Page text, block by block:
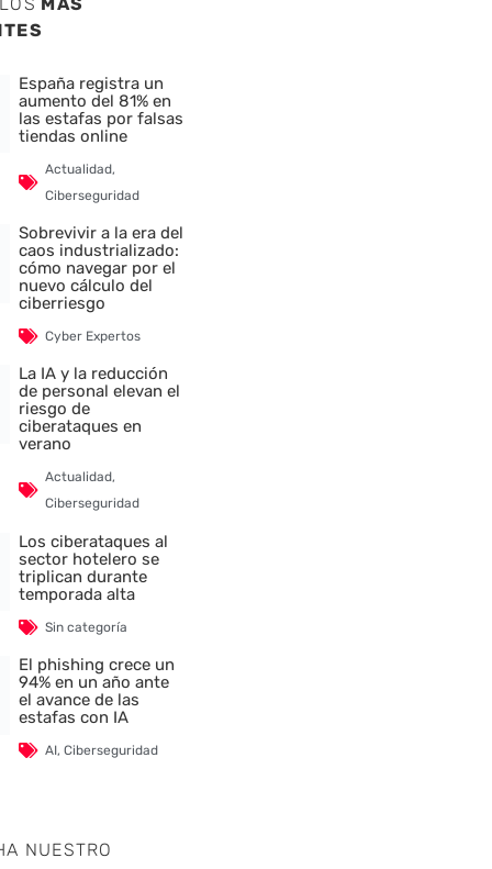
MÁS
España registra un
aumento del 81% en
las estafas por falsas
tiendas online
Actualidad,
Ciberseguridad
Sobrevivir a la era del
caos industrializado:
cómo navegar por el
nuevo cálculo del
ciberriesgo
Cyber Expertos
La IA y la reducción
de personal elevan el
riesgo de
ciberataques en
verano
Actualidad,
Ciberseguridad
Los ciberataques al
sector hotelero se
triplican durante
temporada alta
Sin categoría
El phishing crece un
94% en un año ante
el avance de las
estafas con IA
AI,Ciberseguridad
NUESTRO